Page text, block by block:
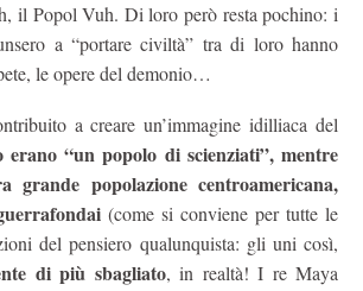
il Popol Vuh. Di loro però resta pochino: i
a “portare civiltà” tra di loro hanno
le opere del demonio…
a creare un’immagine idilliaca del
erano “un popolo di scienziati”, mentre
grande popolazione centroamericana,
(come si conviene per tutte le
del pensiero qualunquista: gli uni così,
di più sbagliato, in realtà! I re Maya